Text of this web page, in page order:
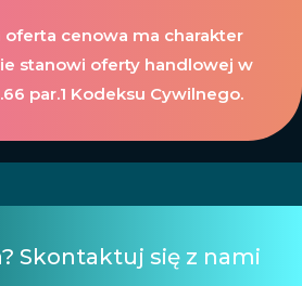
cenowa ma charakter
stanowi oferty handlowej w
par.1 Kodeksu Cywilnego.
Skontaktuj się z nami